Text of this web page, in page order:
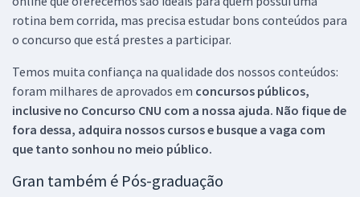
rotina bem corrida, mas precisa estudar bons conteúdos para
o concurso que está prestes a participar.
Temos muita confiança na qualidade dos nossos conteúdos:
foram milhares de aprovados em concursos públicos,
inclusive no Concurso CNU com a nossa ajuda. Não fique de
fora dessa, adquira nossos cursos e busque a vaga com
que tanto sonhou no meio público.
Gran também é Pós-graduação